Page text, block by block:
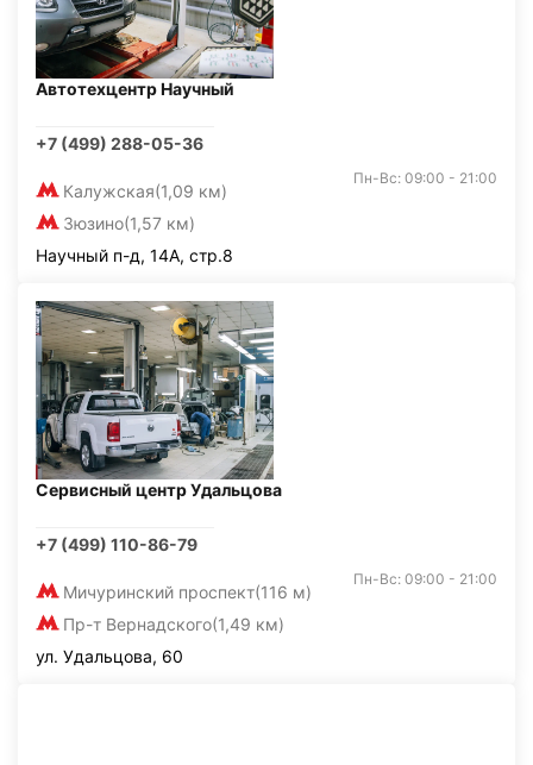
Автотехцентр Научный
+7 (499) 288-05-36
Калужская(1,09 км)
Зюзино(1,57 км)
Пн-Вс: 09:00 - 21:00
Научный п-д, 14А, стр.8
Сервисный центр Удальцова
+7 (499) 110-86-79
Мичуринский проспект(116 м)
Пр-т Вернадского(1,49 км)
Пн-Вс: 09:00 - 21:00
ул. Удальцова, 60